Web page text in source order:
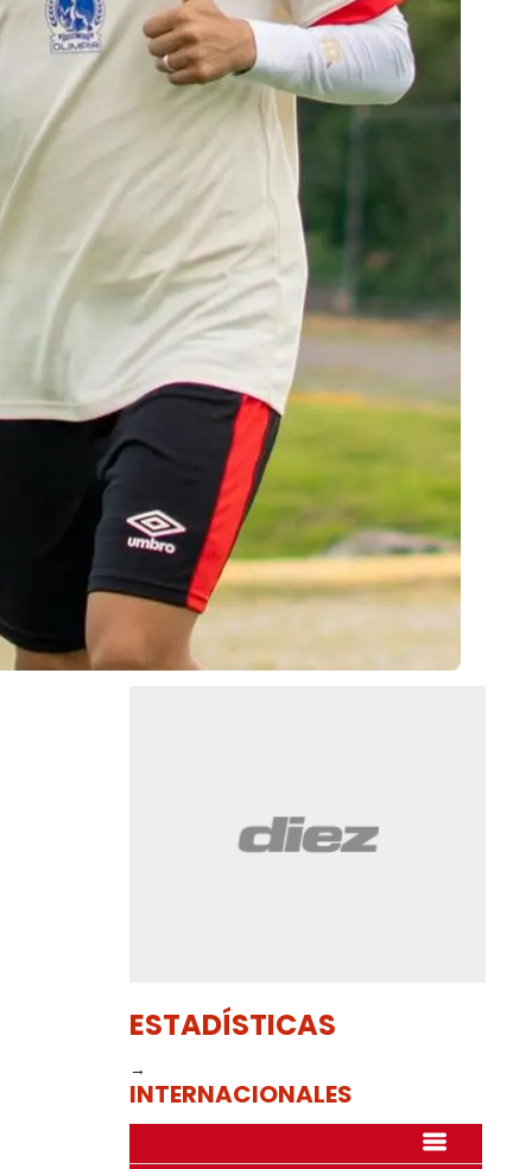
ESTADÍSTICAS
→
INTERNACIONALES